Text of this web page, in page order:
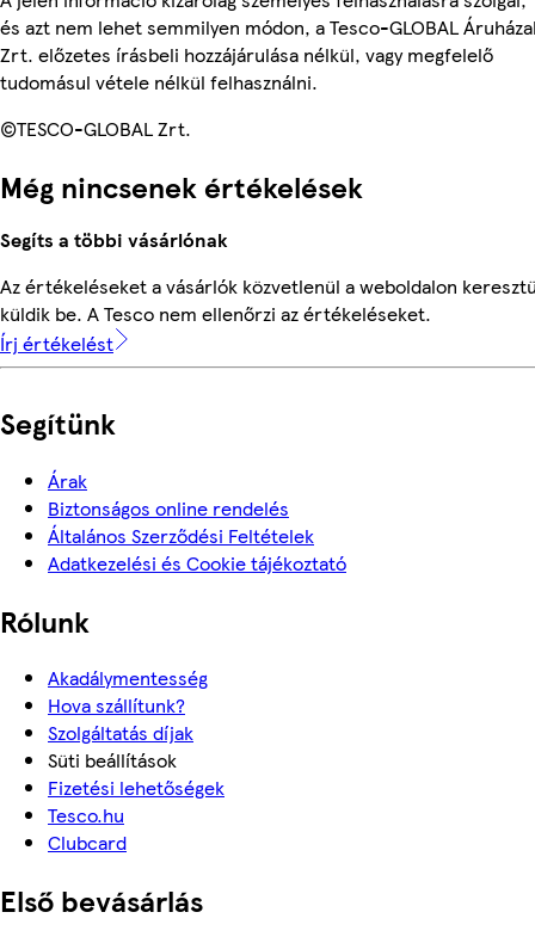
és azt nem lehet semmilyen módon, a Tesco-GLOBAL
Zrt. előzetes írásbeli hozzájárulása nélkül, vagy megfelelő
tudomásul vétele nélkül felhasználni.
©TESCO-GLOBAL Zrt.
Még nincsenek értékelések
Segíts a többi vásárlónak
Az értékeléseket a vásárlók közvetlenül a weboldalon
küldik be. A Tesco nem ellenőrzi az értékeléseket.
Írj értékelést
Segítünk
Árak
Biztonságos online rendelés
Általános Szerződési Feltételek
Adatkezelési és Cookie tájékoztató
Rólunk
Akadálymentesség
Hova szállítunk?
Szolgáltatás díjak
Süti beállítások
Fizetési lehetőségek
Tesco.hu
Clubcard
Első bevásárlás